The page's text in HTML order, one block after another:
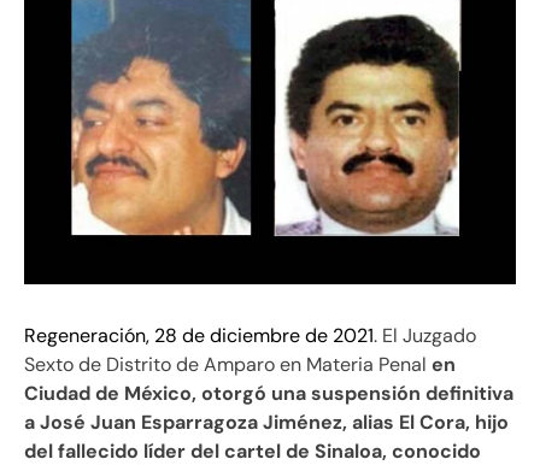
Regeneración, 28 de diciembre de 2021. El Juzgado
Sexto de Distrito de Amparo en Materia Penal en
Ciudad de México, otorgó una suspensión definitiva
a José Juan Esparragoza Jiménez, alias El Cora, hijo
del fallecido líder del cartel de Sinaloa, conocido